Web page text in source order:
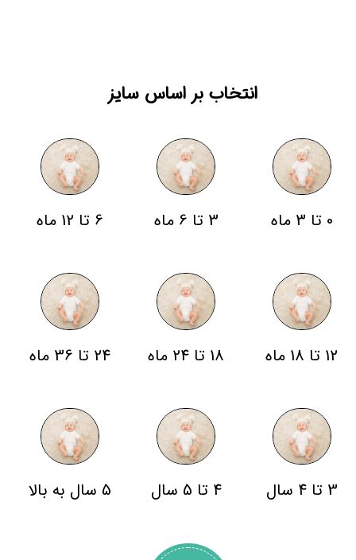
0 تا 3 ماه 3 تا 6 ماه 6 تا 12 ماه
12 تا 18 ماه 18 تا 24 ماه 24 تا 36 ماه
3 تا 4 سال 4 تا 5 سال 5 سال به بالا
انتخاب بر اساس سایز